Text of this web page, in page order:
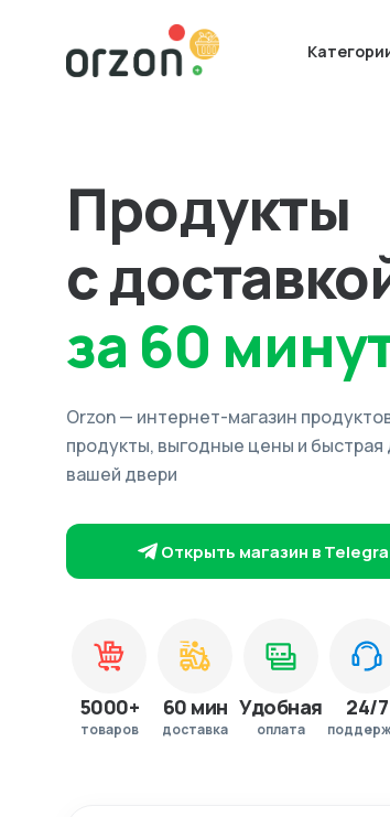
Продукты
с
за 60
Orzon — интернет-магазин
продукты, выгодные цены и быстрая
вашей двери
Открыть магазин в
5000+
товаров
60 мин
доставка
Удобная
оплата
24/7